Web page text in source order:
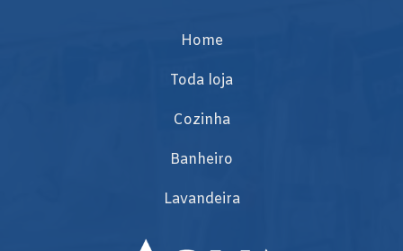
Home
Toda loja
Cozinha
Banheiro
Lavandeira